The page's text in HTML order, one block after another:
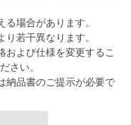
場合があります。
若干異なります。
よび仕様を変更するこ
さい。
納品書のご提示が必要で